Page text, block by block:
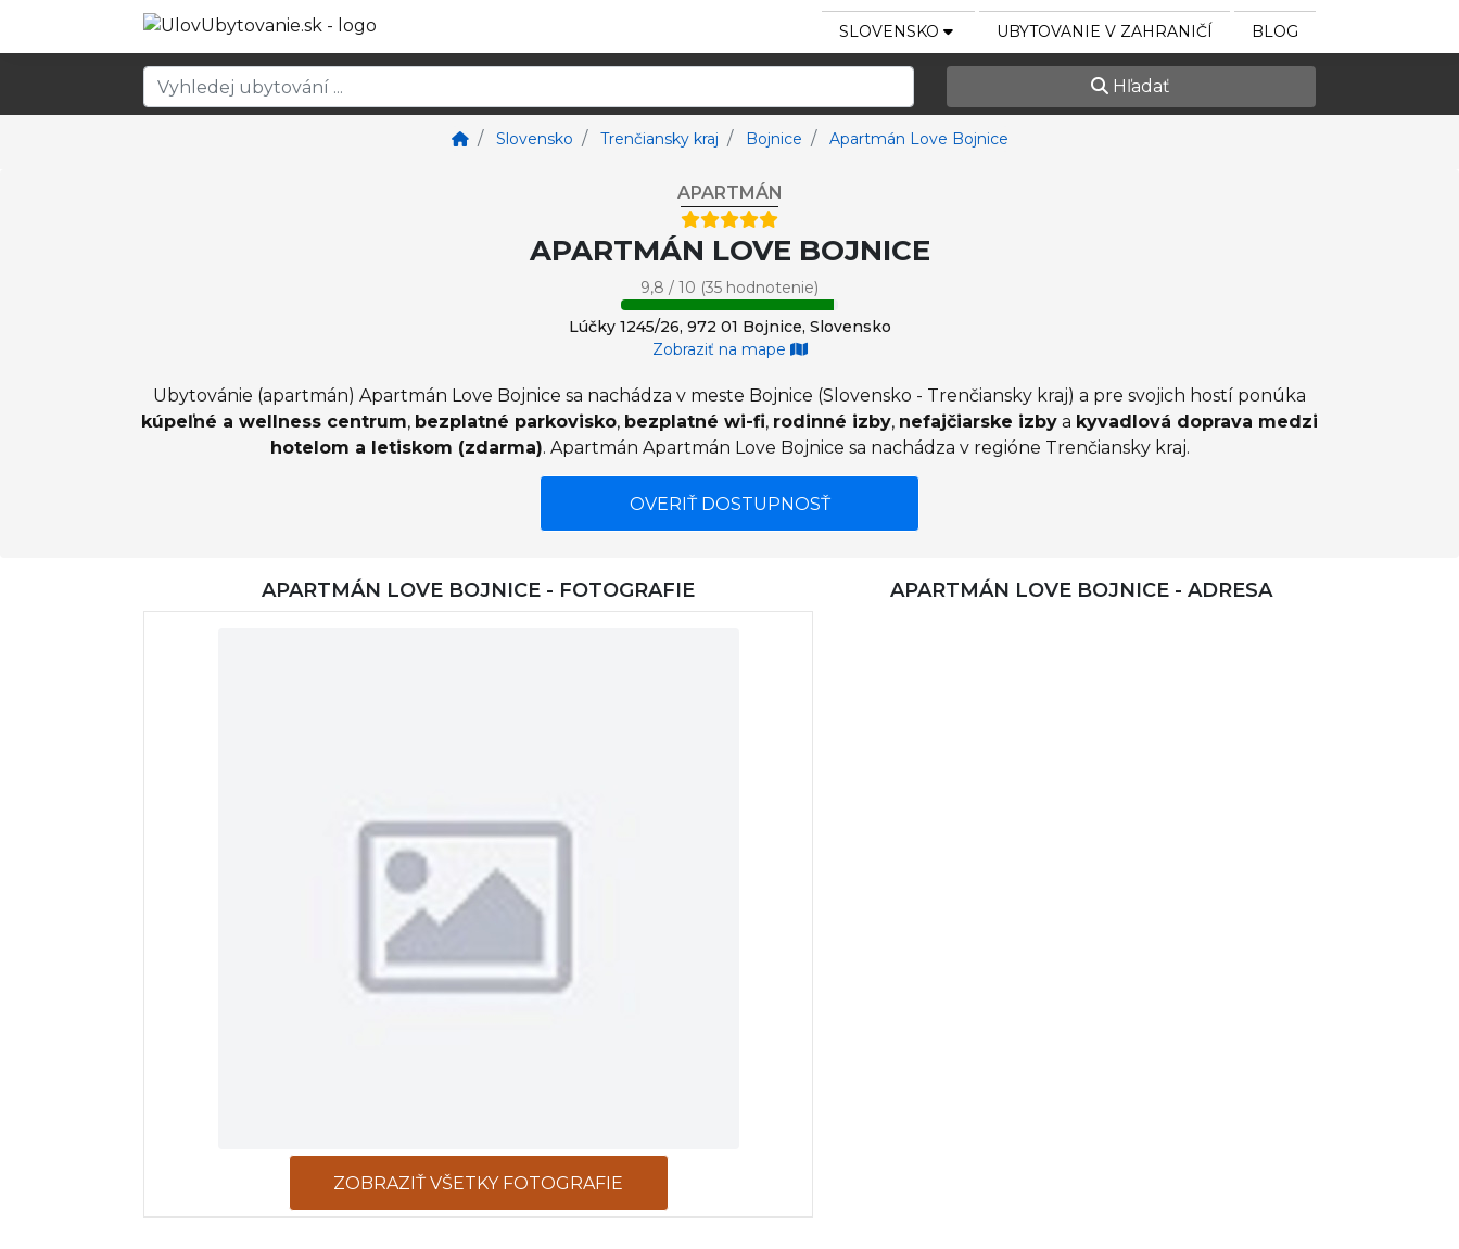
SLOVENSKO UBYTOVANIE V ZAHRANIČÍ BLOG
Hľadať
Slovensko Trenčiansky kraj Bojnice Apartmán Love Bojnice
APARTMÁN
APARTMÁN LOVE BOJNICE
9,8 / 10 (35 hodnotenie)
Lúčky 1245/26, 972 01 Bojnice, Slovensko
Zobraziť na mape
Ubytovánie (apartmán) Apartmán Love Bojnice sa nachádza v meste Bojnice (Slovensko - Trenčiansky kraj) a pre svojich hostí ponúka
kúpeľné a wellness centrum, bezplatné parkovisko, bezplatné wi-fi, rodinné izby, nefajčiarske izby a kyvadlová doprava medzi
hotelom a letiskom (zdarma). Apartmán Apartmán Love Bojnice sa nachádza v regióne Trenčiansky kraj.
OVERIŤ DOSTUPNOSŤ
APARTMÁN LOVE BOJNICE - FOTOGRAFIE
ZOBRAZIŤ VŠETKY FOTOGRAFIE
APARTMÁN LOVE BOJNICE - ADRESA